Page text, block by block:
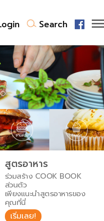
Search
วง
ดิบ
สูตรอาหาร
ร่วมสร้าง COOK BOOK
ส่วนตัว
เพียงแนะนำสูตรอาหารของ
คุณที่นี่
เริ่มเลย!